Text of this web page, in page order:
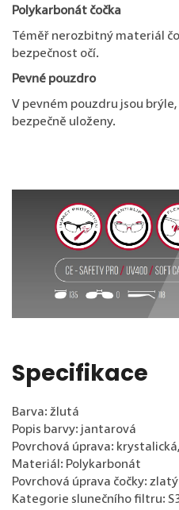
Polykarbonát čočka
Téměř nerozbitný materiál
bezpečnost očí.
Pevné pouzdro
V pevném pouzdru jsou
bezpečně uloženy.
Specifikace
Barva: žlutá
Popis barvy: jantarová
Povrchová úprava:
Materiál: Polykarbonát
Povrchová úprava čočky:
Kategorie slunečního filtru: